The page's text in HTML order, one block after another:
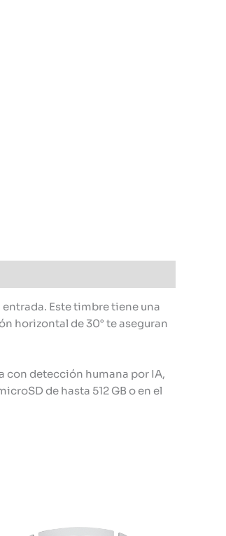
Este timbre tiene una
horizontal de 30° te aseguran
con detección humana por IA,
de hasta 512 GB o en el